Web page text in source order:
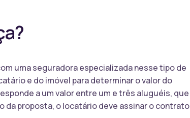
uma seguradora especializada nesse tipo de
e do imóvel para determinar o valor do
a um valor entre um e três aluguéis, que
da proposta, o locatário deve assinar o contrato